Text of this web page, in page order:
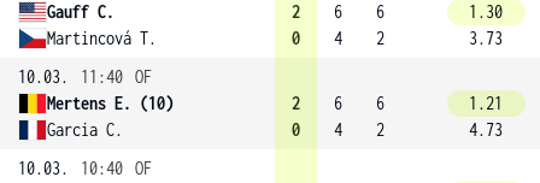
Gauff C.
Martincová T.
2
0
6
4
6
2
1.30
3.73
10.03.
11:40 OF
Mertens E. (10)
Garcia C.
2
0
6
4
6
2
1.21
4.73
10.03.
10:40 OF